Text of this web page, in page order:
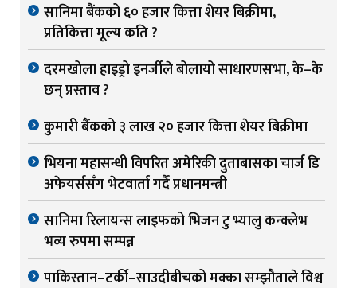
सानिमा बैंकको ६० हजार कित्ता शेयर बिक्रीमा,
प्रतिकित्ता मूल्य कति ?
दरमखोला हाइड्रो इनर्जीले बोलायो साधारणसभा, के–के
छन् प्रस्ताव ?
कुमारी बैंकको ३ लाख २० हजार कित्ता शेयर बिक्रीमा
भियना महासन्धी विपरित अमेरिकी दुताबासका चार्ज डि
अफेयर्ससँग भेटवार्ता गर्दै प्रधानमन्त्री
सानिमा रिलायन्स लाइफको भिजन टु भ्यालु कन्क्लेभ
भव्य रुपमा सम्पन्न
पाकिस्तान–टर्की–साउदीबीचको मक्का सम्झौताले विश्व